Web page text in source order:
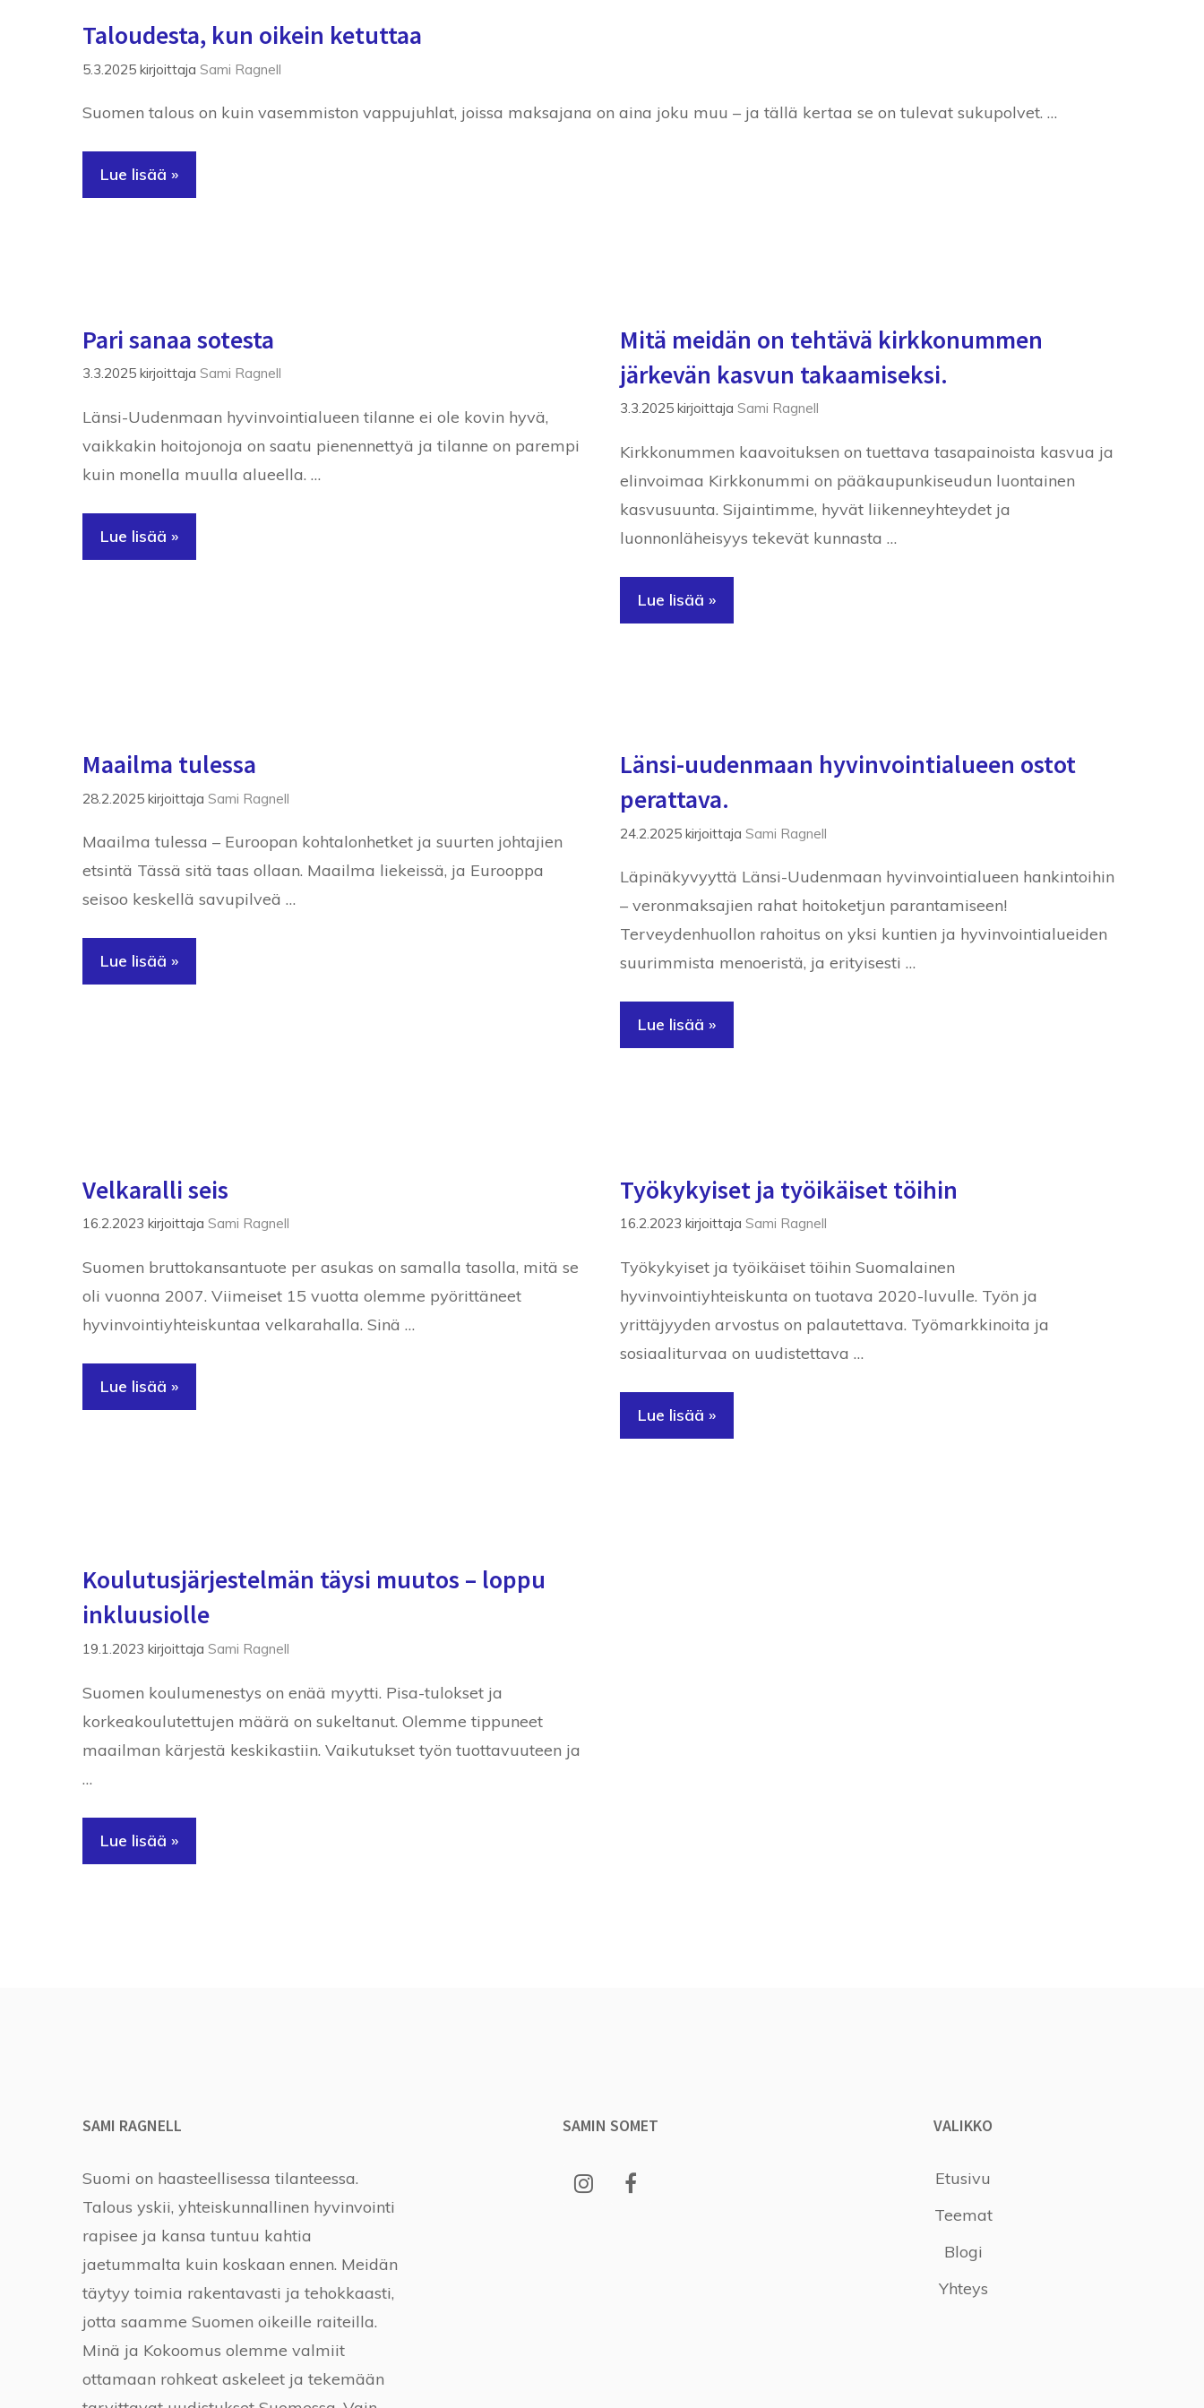
Taloudesta, kun oikein ketuttaa
5.3.2025 kirjoittaja Sami Ragnell
Suomen talous on kuin vasemmiston vappujuhlat, joissa maksajana on aina joku muu – ja tällä kertaa se on tulevat sukupolvet. …
Lue lisää »
Pari sanaa sotesta
3.3.2025 kirjoittaja Sami Ragnell
Länsi-Uudenmaan hyvinvointialueen tilanne ei ole kovin hyvä,
vaikkakin hoitojonoja on saatu pienennettyä ja tilanne on parempi
kuin monella muulla alueella. …
Lue lisää »
Mitä meidän on tehtävä kirkkonummen
järkevän kasvun takaamiseksi.
3.3.2025 kirjoittaja Sami Ragnell
Kirkkonummen kaavoituksen on tuettava tasapainoista kasvua ja
elinvoimaa Kirkkonummi on pääkaupunkiseudun luontainen
kasvusuunta. Sijaintimme, hyvät liikenneyhteydet ja
luonnonläheisyys tekevät kunnasta …
Lue lisää »
Maailma tulessa
28.2.2025 kirjoittaja Sami Ragnell
Maailma tulessa – Euroopan kohtalonhetket ja suurten johtajien
etsintä Tässä sitä taas ollaan. Maailma liekeissä, ja Eurooppa
seisoo keskellä savupilveä …
Lue lisää »
Länsi-uudenmaan hyvinvointialueen ostot
perattava.
24.2.2025 kirjoittaja Sami Ragnell
Läpinäkyvyyttä Länsi-Uudenmaan hyvinvointialueen hankintoihin
– veronmaksajien rahat hoitoketjun parantamiseen!
Terveydenhuollon rahoitus on yksi kuntien ja hyvinvointialueiden
suurimmista menoeristä, ja erityisesti …
Lue lisää »
Velkaralli seis
16.2.2023 kirjoittaja Sami Ragnell
Suomen bruttokansantuote per asukas on samalla tasolla, mitä se
oli vuonna 2007. Viimeiset 15 vuotta olemme pyörittäneet
hyvinvointiyhteiskuntaa velkarahalla. Sinä …
Lue lisää »
Työkykyiset ja työikäiset töihin
16.2.2023 kirjoittaja Sami Ragnell
Työkykyiset ja työikäiset töihin Suomalainen
hyvinvointiyhteiskunta on tuotava 2020-luvulle. Työn ja
yrittäjyyden arvostus on palautettava. Työmarkkinoita ja
sosiaaliturvaa on uudistettava …
Lue lisää »
Koulutusjärjestelmän täysi muutos – loppu
inkluusiolle
19.1.2023 kirjoittaja Sami Ragnell
Suomen koulumenestys on enää myytti. Pisa-tulokset ja
korkeakoulutettujen määrä on sukeltanut. Olemme tippuneet
maailman kärjestä keskikastiin. Vaikutukset työn tuottavuuteen ja
…
Lue lisää »
SAMI RAGNELL
Suomi on haasteellisessa tilanteessa.
Talous yskii, yhteiskunnallinen hyvinvointi
rapisee ja kansa tuntuu kahtia
jaetummalta kuin koskaan ennen. Meidän
täytyy toimia rakentavasti ja tehokkaasti,
jotta saamme Suomen oikeille raiteilla.
Minä ja Kokoomus olemme valmiit
ottamaan rohkeat askeleet ja tekemään
SAMIN SOMET VALIKKO
Etusivu
Teemat
Blogi
Yhteys